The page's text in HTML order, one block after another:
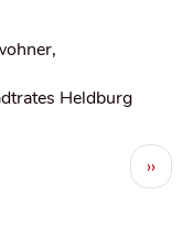
Heldburg
››